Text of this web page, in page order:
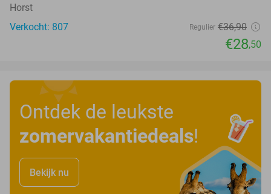
Horst
Verkocht: 807
Regulier €36,90
€28,50
Ontdek de leukste
zomervakantiedeals!
Bekijk nu